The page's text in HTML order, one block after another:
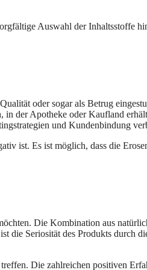
Auswahl der Inhaltsstoffe
oder sogar als Betrug
in der Apotheke oder Kaufland
und Kundenbindung
ist. Es ist möglich, dass die
Die Kombination aus
die Seriosität des Produkts durch
Die zahlreichen positiven